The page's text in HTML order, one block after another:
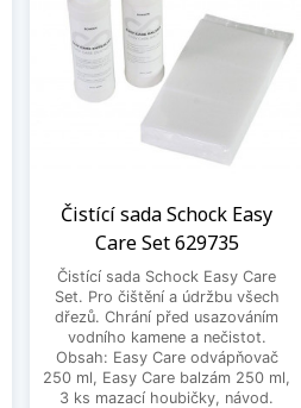
Čistící sada Schock Easy
Care Set 629735
Čistící sada Schock Easy Care
Set. Pro čištění a údržbu všech
dřezů. Chrání před usazováním
vodního kamene a nečistot.
Obsah: Easy Care odvápňovač
250 ml, Easy Care balzám 250 ml,
3 ks mazací houbičky, návod.